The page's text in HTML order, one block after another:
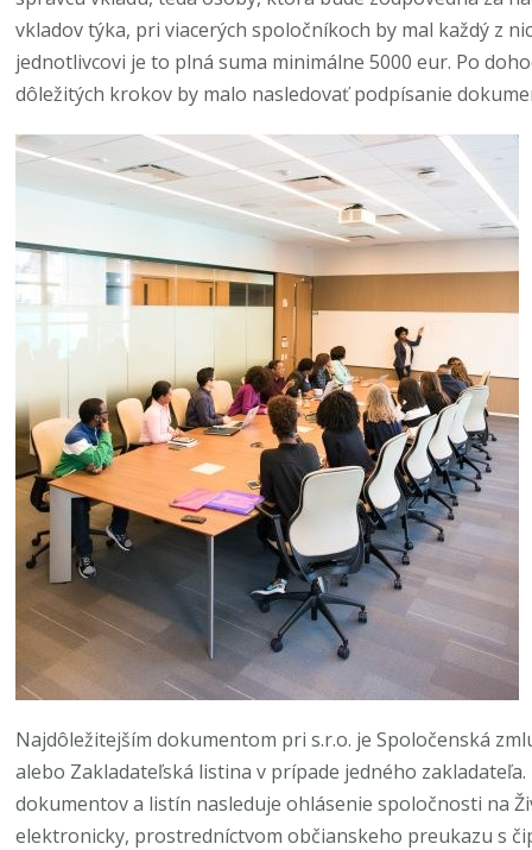
vkladov týka, pri viacerých spoločníkoch by mal každý z
jednotlivcovi je to plná suma minimálne 5000 eur. Po
dôležitých krokov by malo nasledovať podpísanie
Najdôležitejším dokumentom pri s.r.o. je Spoločenská
alebo Zakladateľská listina v prípade jedného
dokumentov a listín nasleduje ohlásenie spoločnosti na
elektronicky, prostredníctvom občianskeho preukazu s